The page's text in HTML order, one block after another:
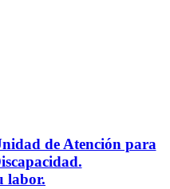
de Atención para
labor.